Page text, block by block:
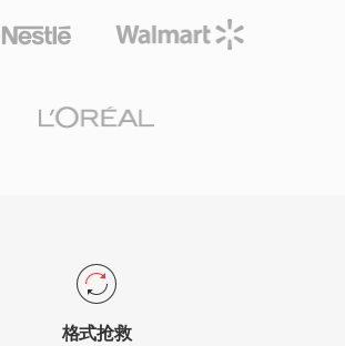
格式抢救